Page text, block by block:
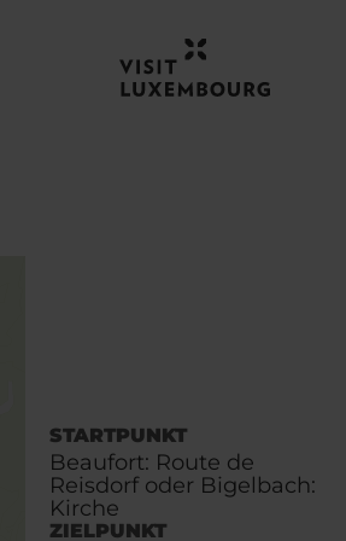
STARTPUNKT
Beaufort: Route de
Reisdorf oder Bigelbach:
Kirche
ZIELPUNKT